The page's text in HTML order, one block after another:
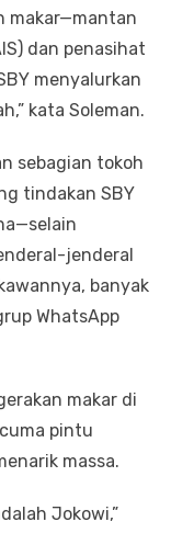
makar—mantan
dan penasihat
menyalurkan
kata Soleman.
sebagian tokoh
tindakan SBY
jenderal
banyak
WhatsApp
makar di
pintu
massa.
Jokowi,”